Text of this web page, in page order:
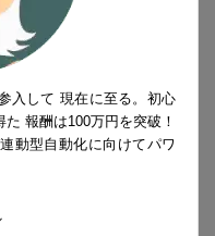
入して 現在に至る。初心
報酬は100万円を突破！
動型自動化に向けてパワ